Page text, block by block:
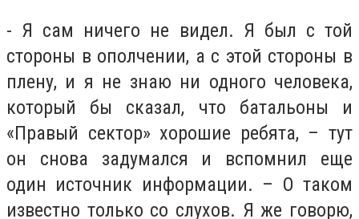
- Я сам ничего не видел. Я был с той
стороны в ополчении, а с этой стороны в
плену, и я не знаю ни одного человека,
который бы сказал, что батальоны и
«Правый сектор» хорошие ребята, – тут
он снова задумался и вспомнил еще
один источник информации. – О таком
известно только со слухов. Я же говорю,